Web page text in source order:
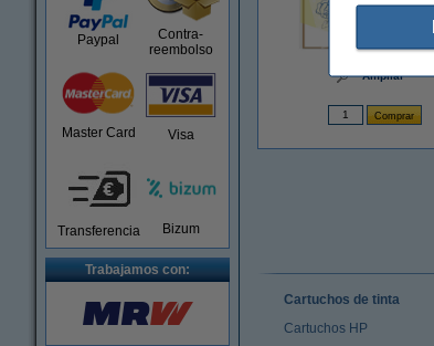
Paypal
Contra-
reembolso
Master Card Visa
Transferencia Bizum
Trabajamos con:
Ampliar
Cartuchos de tinta
Cartuchos HP